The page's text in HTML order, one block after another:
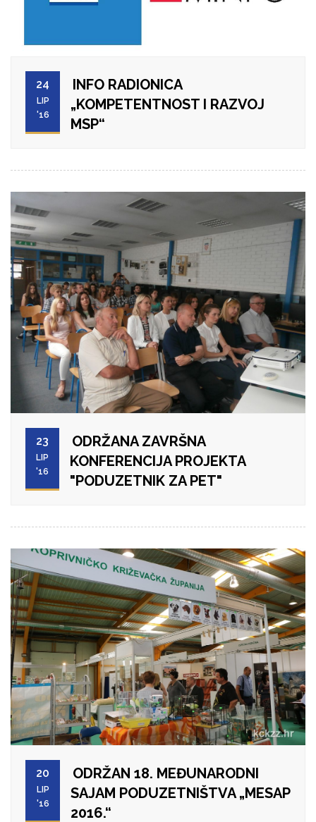
24
LIP
'16
INFO RADIONICA
„KOMPETENTNOST I RAZVOJ
MSP“
23
LIP
'16
ODRŽANA ZAVRŠNA
KONFERENCIJA PROJEKTA
"PODUZETNIK ZA PET"
20
LIP
'16
ODRŽAN 18. MEĐUNARODNI
SAJAM PODUZETNIŠTVA „MESAP
2016.“